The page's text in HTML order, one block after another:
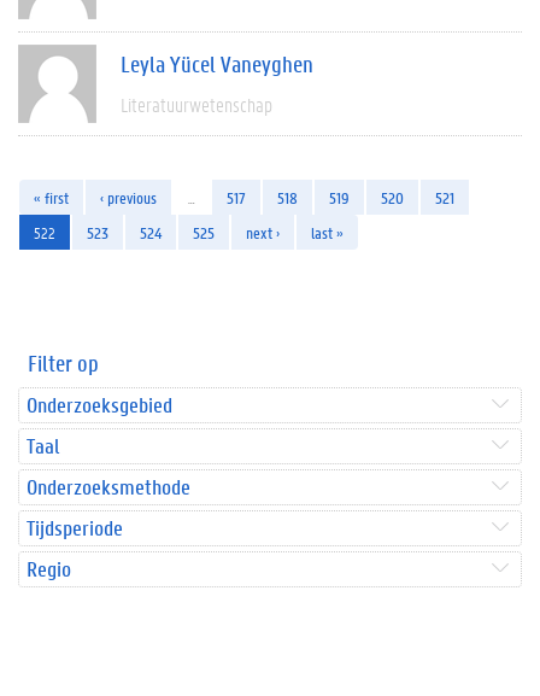
Leyla Yücel Vaneyghen
Literatuurwetenschap
« first ‹ previous 517 518 519 520
521
522
523 524 525 next › last »
Filter op
Onderzoeksgebied
Taal
Onderzoeksmethode
Tijdsperiode
Regio